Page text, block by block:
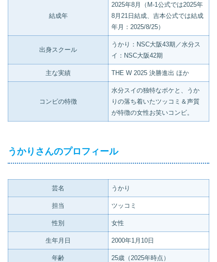
結成年
2025年8月（M-1公式では2025年
8月21日結成、吉本公式では結成
年月：2025/8/25）
出身スクール
うかり：NSC大阪43期／水分ス
イ：NSC大阪42期
主な実績 THE W 2025 決勝進出 ほか
コンビの特徴
水分スイの独特なボケと、うか
りの落ち着いたツッコミ＆声質
が特徴の女性お笑いコンビ。
うかりさんのプロフィール
芸名 うかり
担当 ツッコミ
性別 女性
生年月日 2000年1月10日
年齢 25歳（2025年時点）